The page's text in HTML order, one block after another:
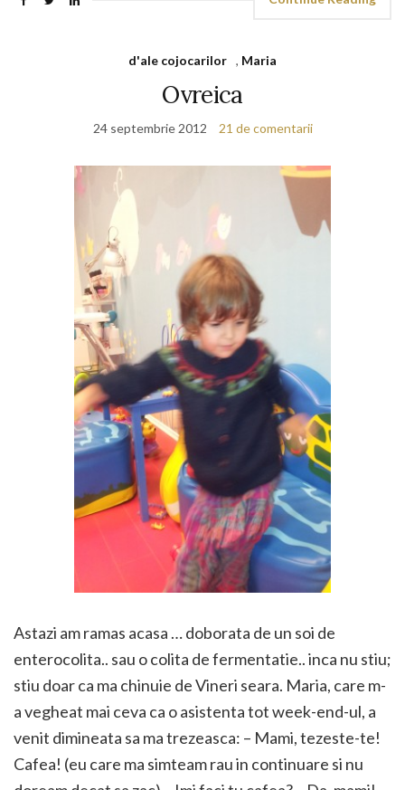
d'ale cojocarilor , Maria
Ovreica
24 septembrie 2012 21 de comentarii
Astazi am ramas acasa … doborata de un soi de
enterocolita.. sau o colita de fermentatie.. inca nu stiu;
stiu doar ca ma chinuie de Vineri seara. Maria, care m-
a vegheat mai ceva ca o asistenta tot week-end-ul, a
venit dimineata sa ma trezeasca: – Mami, tezeste-te!
Cafea! (eu care ma simteam rau in continuare si nu